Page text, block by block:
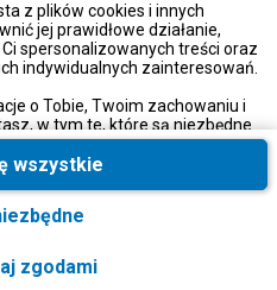
z plików cookies i innych
jej prawidłowe działanie,
spersonalizowanych treści oraz
indywidualnych zainteresowań.
o Tobie, Twoim zachowaniu i
w tym te, które są niezbędne
strony internetowej smyk.com.
wyłączyć zmieniając
cookies oraz konwersje
dostępu, analizowania i
zgodami
wszystkie
sp. z o.o.